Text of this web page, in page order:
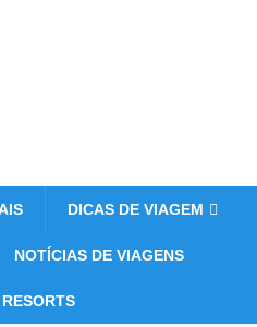
DICAS DE VIAGEM
NOTÍCIAS DE VIAGENS